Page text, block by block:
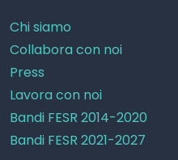
Chi siamo
Collabora con noi
Press
Lavora con noi
Bandi FESR 2014-2020
Bandi FESR 2021-2027